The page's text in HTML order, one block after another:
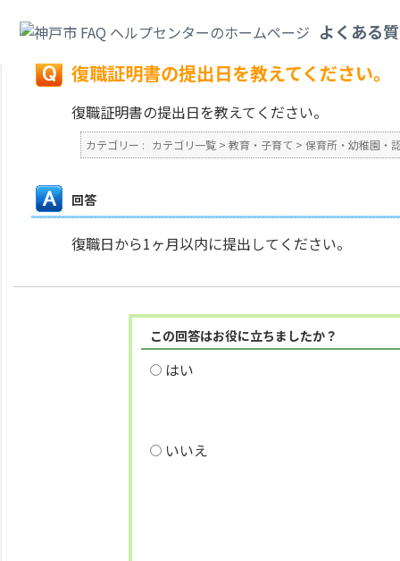
よくある
戻る
復職証明書の提出日を教えてください。
復職証明書の提出日を教えてください。
カテゴリー : カテゴリ一覧 > 教育・子育て > 保育所・幼稚園・
回答
復職日から1ヶ月以内に提出してください。
この回答はお役に立ちましたか？
はい
いいえ